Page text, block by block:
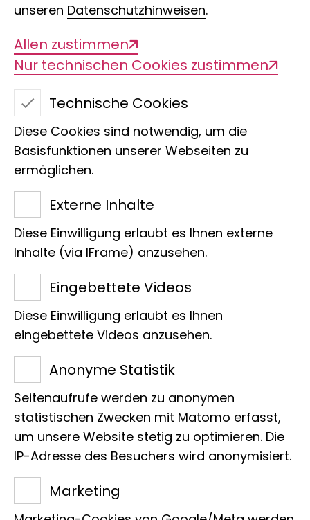
Öffentliche
Familienführung
Jeden Sonntag zeigen unsere
Besucherbegleiter*innen euch ihre
Lieblingsorte im Museum.
Eine Führung für die ganze Familie!
Eine Anmeldung ist nicht erforderlich.
Personen begrenzt.
Termin
jeden Sonntag, 14:00 Uhr
Zielgruppe
Familien
Veranstalter
unseren Datenschutzhinweisen.
Allen zustimmen
Nur technischen Cookies zustimmen
Technische Cookies
Diese Cookies sind notwendig, um die
Basisfunktionen unserer Webseiten zu
ermöglichen.
Externe Inhalte
Diese Einwilligung erlaubt es Ihnen externe
Inhalte (via IFrame) anzusehen.
Eingebettete Videos
Diese Einwilligung erlaubt es Ihnen
eingebettete Videos anzusehen.
Anonyme Statistik
Seitenaufrufe werden zu anonymen
statistischen Zwecken mit Matomo erfasst,
um unsere Website stetig zu optimieren. Die
IP-Adresse des Besuchers wird anonymisiert.
Marketing